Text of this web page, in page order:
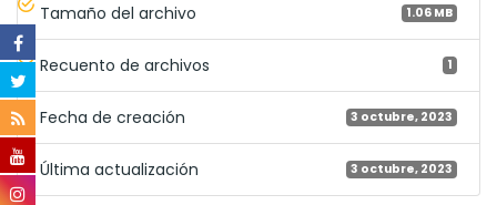
Tamaño del archivo 1.06 MB
Recuento de archivos 1
Fecha de creación 3 octubre, 2023
Última actualización 3 octubre, 2023